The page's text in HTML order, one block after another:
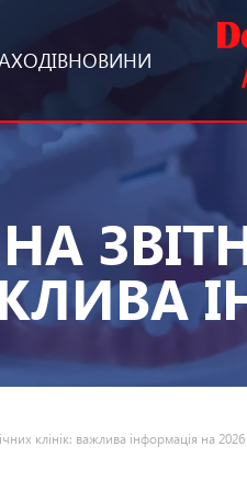
НОВИНИ
клінік: важлива інформація на 2026